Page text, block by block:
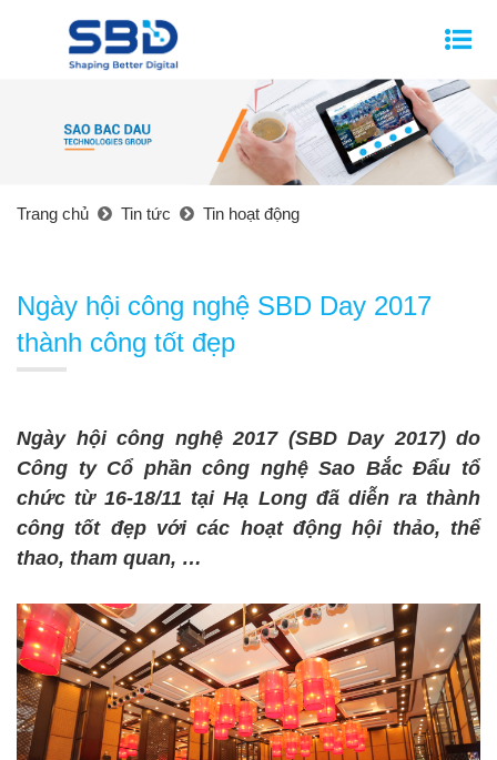
Trang chủ Tin tức Tin hoạt động
Ngày hội công nghệ SBD Day 2017
thành công tốt đẹp
Ngày hội công nghệ 2017 (SBD Day 2017) do
Công ty Cổ phần công nghệ Sao Bắc Đẩu tổ
chức từ 16-18/11 tại Hạ Long đã diễn ra thành
công tốt đẹp với các hoạt động hội thảo, thể
thao, tham quan, …